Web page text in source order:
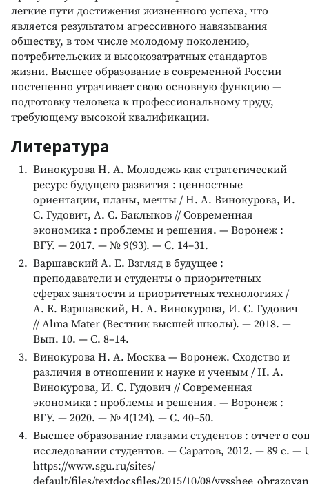
легкие пути достижения жизненного успеха, что
является результатом агрессивного навязывания
обществу, в том числе молодому поколению,
потребительских и высокозатратных стандартов
жизни. Высшее образование в современной России
постепенно утрачивает свою основную функцию —
подготовку человека к профессиональному труду,
требующему высокой квалификации.
Литература
Винокурова Н. А. Молодежь как стратегический
ресурс будущего развития : ценностные
ориентации, планы, мечты / Н. А. Винокурова, И.
С. Гудович, А. С. Баклыков // Современная
экономика : проблемы и решения. — Воронеж :
ВГУ. — 2017. — № 9(93). — С. 14–31.
Варшавский А. Е. Взгляд в будущее :
преподаватели и студенты о приоритетных
сферах занятости и приоритетных технологиях /
А. Е. Варшавский, Н. А. Винокурова, И. С. Гудович
// Alma Mater (Вестник высшей школы). — 2018. —
Вып. 10. — С. 8–14.
Винокурова Н. А. Москва — Воронеж. Сходство и
различия в отношении к науке и ученым / Н. А.
Винокурова, И. С. Гудович // Современная
экономика : проблемы и решения. — Воронеж :
ВГУ. — 2020. — № 4(124). — С. 40–50.
Высшее образование глазами студентов : отчет о
исследовании студентов. — Саратов, 2012. — 89 с. —
https://www.sgu.ru/sites/
default/files/textdocsfiles/2015/10/08/